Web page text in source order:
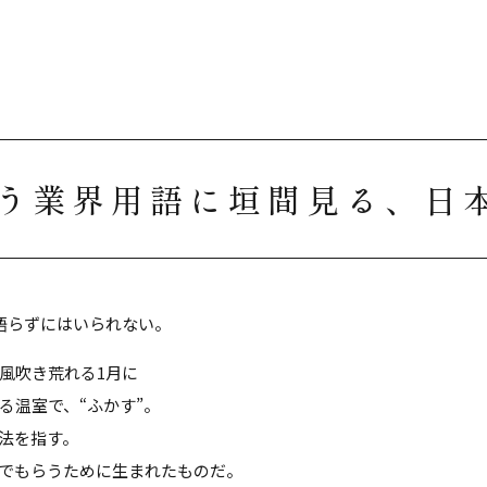
業界用語に垣間見る、日
ずにはいられない。
吹き荒れる1月に
室で、“ふかす”。
を指す。
もらうために生まれたものだ。